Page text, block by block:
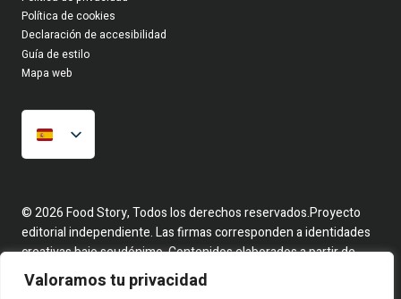
Valoramos tu privacidad
Política de cookies
Declaración de accesibilidad
Guía de estilo
Mapa web
© 2026 Food Story, Todos los derechos reservados.Proyecto
editorial independiente. Las firmas corresponden a identidades
creativas bajo seudónimo. Contenidos elaborados a partir de
hechos reales y fuentes públicas.